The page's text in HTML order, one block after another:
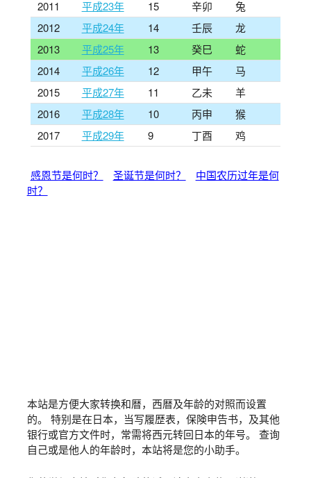
2011
平成23年 15 辛卯
兔
2012
平成24年 14 壬辰
龙
2013
平成25年 13 癸巳
蛇
2014
平成26年 12 甲午
马
2015
平成27年 11 乙未
羊
2016
平成28年 10 丙申
猴
2017
平成29年 9 丁酉 鸡
感恩节是何时？ 圣诞节是何时？
中国农历过年是何
时？
本站是方便大家转换和暦，西暦及年龄的对照而设置
的。 特别是在日本，当写履歴表，保険申告书，及其他
银行或官方文件时，常需将西元转回日本的年号。 查询
自己或是他人的年龄时，本站将是您的小助手。